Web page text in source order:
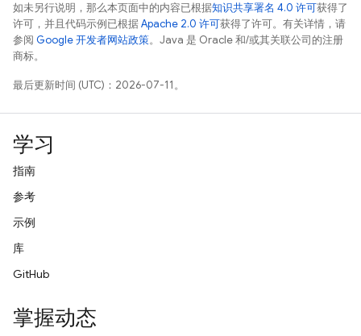
如未另行说明，那么本页面中的内容已根据知识共享署名 4.0 许可获得了
许可，并且代码示例已根据Apache 2.0 许可获得了许可。有关详情，请
参阅 Google 开发者网站政策。Java 是 Oracle 和/或其关联公司的注册
商标。
最后更新时间 (UTC)：2026-07-11。
学习
指南
参考
示例
库
GitHub
掌握动态